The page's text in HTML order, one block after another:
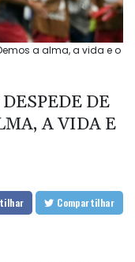
a alma, a vida e o
DE
A VIDA E
Compartilhar